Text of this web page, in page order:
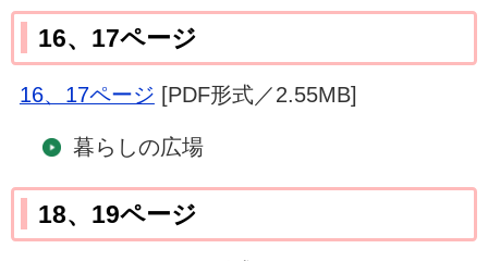
16、17ページ
16、17ページ [PDF形式／2.55MB]
暮らしの広場
18、19ページ